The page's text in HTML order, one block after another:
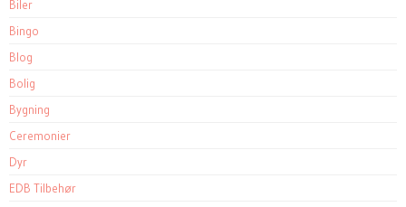
Biler
Bingo
Blog
Bolig
Bygning
Ceremonier
Dyr
EDB Tilbehør